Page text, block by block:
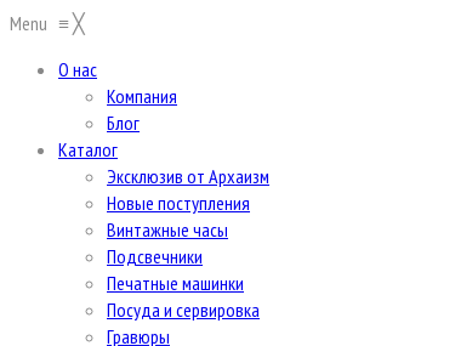
Menu ≡╳
О нас
Компания
Блог
Каталог
Эксклюзив от Архаизм
Новые поступления
Винтажные часы
Подсвечники
Печатные машинки
Посуда и сервировка
Гравюры